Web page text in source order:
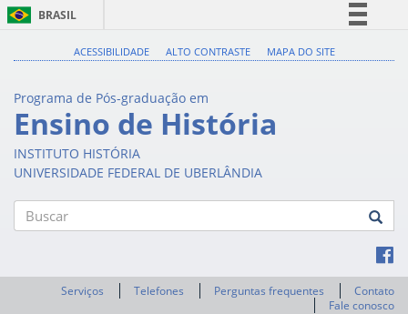
BRASIL
Acesso à informação
ACESSIBILIDADE ALTO CONTRASTE MAPA DO SITE
Programa de Pós-graduação em
Ensino de História
INSTITUTO HISTÓRIA
UNIVERSIDADE FEDERAL DE UBERLÂNDIA
Serviços Telefones Perguntas frequentes
Contato
Fale conosco